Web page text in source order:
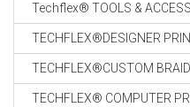
Techflex® TOOLS &
TECHFLEX®DESIGNER
TECHFLEX®CUSTOM
TECHFLEX® COMPUTER